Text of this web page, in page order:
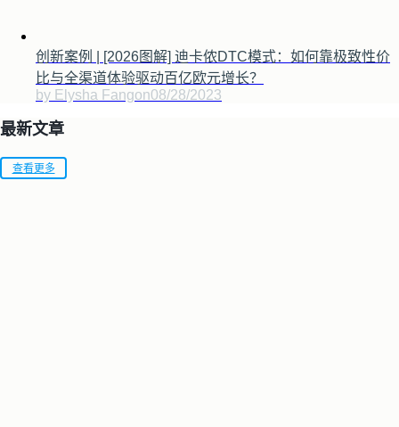
创新案例 | [2026图解] 迪卡侬DTC模式：如何靠极致性价
比与全渠道体验驱动百亿欧元增长？
by Elysha Fangon08/28/2023
最新文章
查看更多